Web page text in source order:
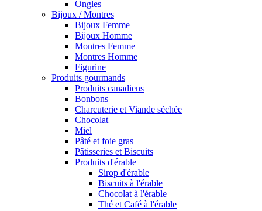
Ongles
Bijoux / Montres
Bijoux Femme
Bijoux Homme
Montres Femme
Montres Homme
Figurine
Produits gourmands
Produits canadiens
Bonbons
Charcuterie et Viande séchée
Chocolat
Miel
Pâté et foie gras
Pâtisseries et Biscuits
Produits d'érable
Sirop d'érable
Biscuits à l'érable
Chocolat à l'érable
Thé et Café à l'érable